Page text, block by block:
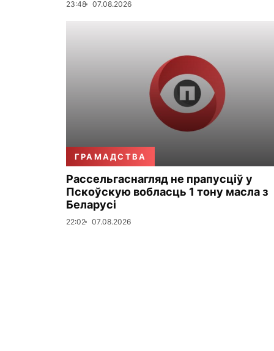
23:48 07.08.2026
ГРАМАДСТВА
Рассельгаснагляд не прапусціў у
Пскоўскую вобласць 1 тону масла з
Беларусі
22:02 07.08.2026